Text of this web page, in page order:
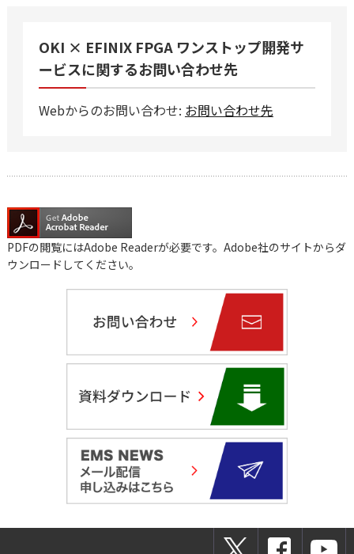
OKI × EFINIX FPGA ワンストップ開発サ
ービスに関するお問い合わせ先
Webからのお問い合わせ: お問い合わせ先
PDFの閲覧にはAdobe Readerが必要です。Adobe社のサイトからダ
ウンロードしてください。